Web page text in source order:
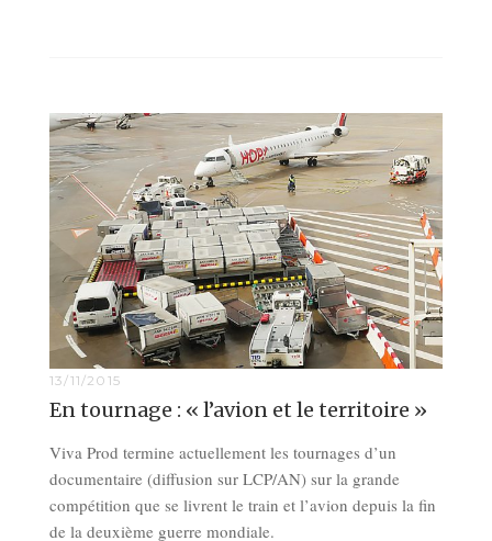
13/11/2015
En tournage : « l’avion et le territoire »
Viva Prod termine actuellement les tournages d’un
documentaire (diffusion sur LCP/AN) sur la grande
compétition que se livrent le train et l’avion depuis la fin
de la deuxième guerre mondiale.